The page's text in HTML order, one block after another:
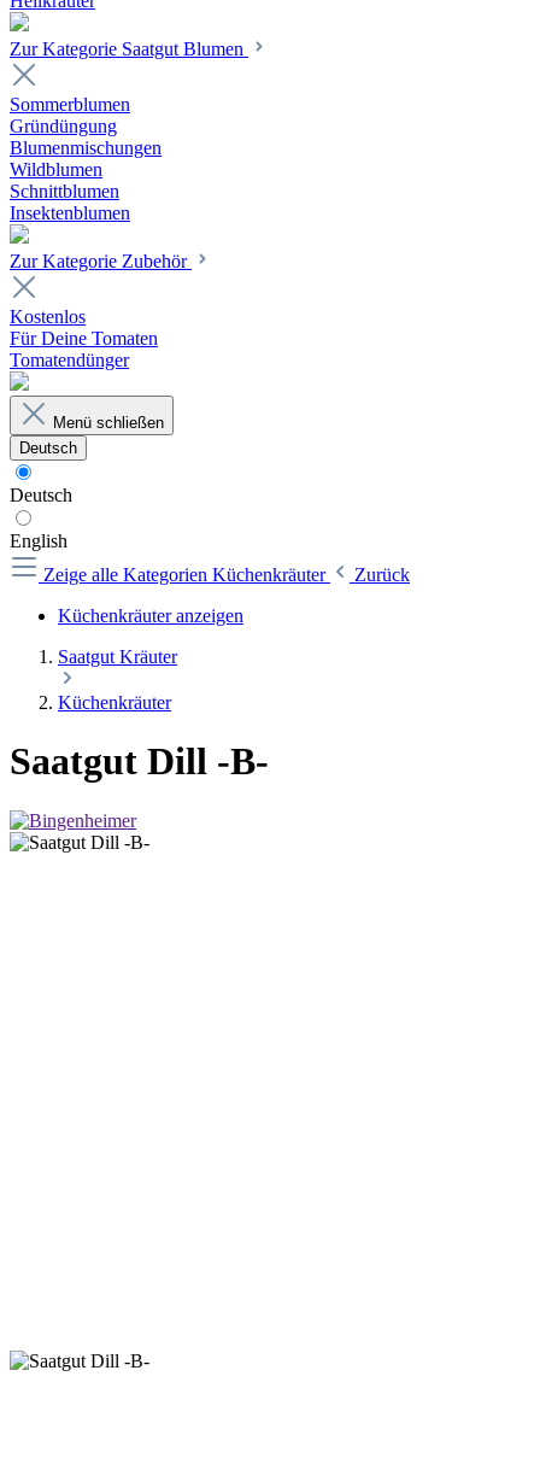
Zur Kategorie Saatgut Blumen
Sommerblumen
Gründüngung
Blumenmischungen
Wildblumen
Schnittblumen
Insektenblumen
Zur Kategorie Zubehör
Kostenlos
Für Deine Tomaten
Tomatendünger
Menü schließen
Deutsch
Deutsch
English
Zeige alle Kategorien Küchenkräuter
Zurück
Küchenkräuter anzeigen
Saatgut Kräuter
Küchenkräuter
Saatgut Dill -B-